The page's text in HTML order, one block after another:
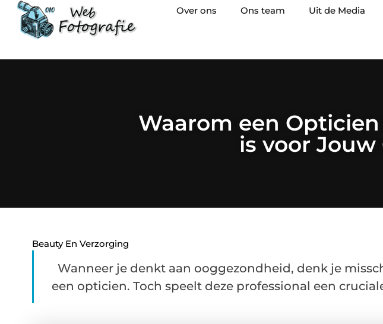
Over ons Ons team Uit de Media
Waarom een
is voor
Beauty En Verzorging
Wanneer je denkt aan ooggezondheid, denk je
een opticien. Toch speelt deze professional een